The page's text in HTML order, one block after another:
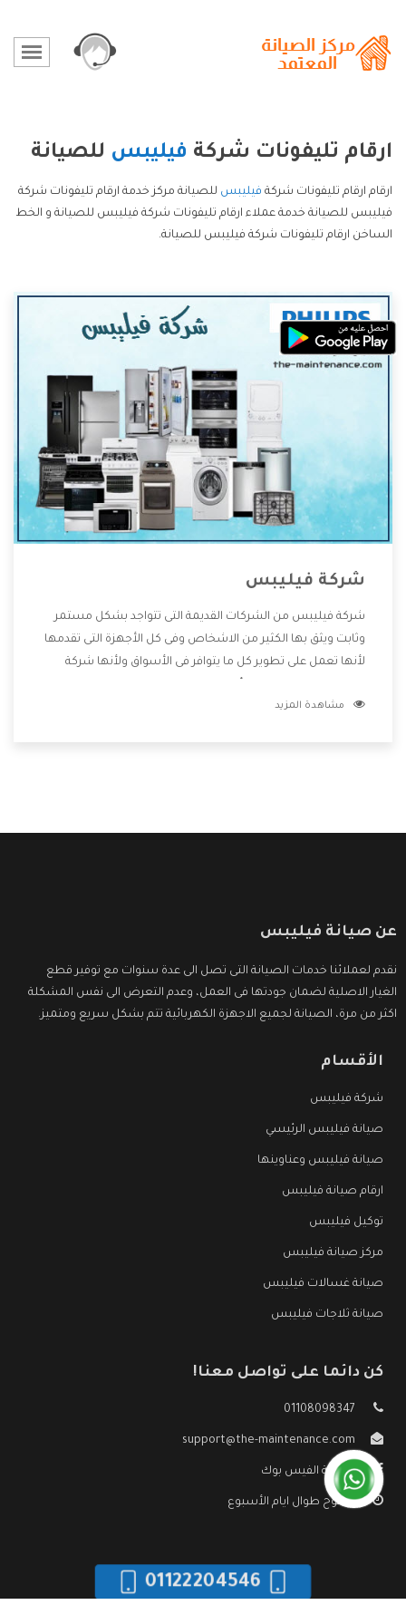
ارقام تليفونات شركة فيليبس للصيانة
ارقام ارقام تليفونات شركة فيليبس للصيانة مركز خدمة ارقام تليفونات شركة
فيليبس للصيانة خدمة عملاء ارقام تليفونات شركة فيليبس للصيانة و الخط
الساخن ارقام تليفونات شركة فيليبس للصيانة.
شركة فيليبس
شركة فيليبس من الشركات القديمة التى تتواجد بشكل مستمر
وثابت ويثق بها الكثير من الاشخاص وفى كل الأجهزة التى تقدمها
لأنها تعمل على تطوير كل ما يتوافر فى الأسواق ولأنها شركة
وتقدم للعملاء أقوى العروض والخصومات التى تسهل على
مشاهدة المزيد
عن صيانة فيليبس
نقدم لعملائنا خدمات الصيانة التى تصل الى عدة سنوات مع توفير قطع
الغيار الاصلية لضمان جودتها فى العمل، وعدم التعرض الى نفس المشكلة
اكثر من مرة، الصيانة لجميع الاجهزة الكهربائية تتم بشكل سريع ومتميز.
الأقسام
شركة فيليبس
صيانة فيليبس الرئيسي
صيانة فيليبس وعناوينها
ارقام صيانة فيليبس
توكيل فيليبس
مركز صيانة فيليبس
صيانة غسالات فيليبس
صيانة ثلاجات فيليبس
كن دائما على تواصل معنا!
01108098347
support@the-maintenance.com
صفحة الفيس بوك
مفتوح طوال ايام الأسبوع
01122204546